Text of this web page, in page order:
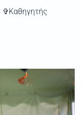
✞Καθηγητής